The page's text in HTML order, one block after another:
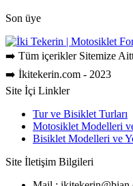
Son üye
➡️ Tüm içerikler Sitemize
➡️ İkitekerin.com - 2023
Site İçi Linkler
Tur ve Bisiklet Turları
Motosiklet Modelleri
Bisiklet Modelleri ve
Site İletişim Bilgileri